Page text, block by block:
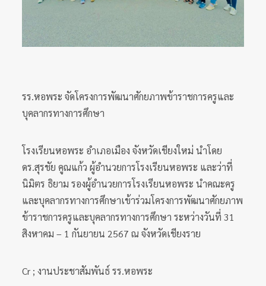
รร.หอพระ จัดโครงการพัฒนาศักยภาพข้าราชการครูและ
บุคลากรทางการศึกษา
โรงเรียนหอพระ อำเภอเมือง จังหวัดเชียงใหม่ นำโดย
ดร.สุรชัย คูณแก้ว ผู้อำนวยการโรงเรียนหอพระ และว่าที่
นิมิตร ธิยาม รองผู้อำนวยการโรงเรียนหอพระ นำคณะครู
และบุคลากรทางการศึกษาเข้าร่วมโครงการพัฒนาศักยภาพ
ข้าราชการครูและบุคลากรทางการศึกษา ระหว่างวันที่ 31
สิงหาคม – 1 กันยายน 2567 ณ จังหวัดเชียงราย
Cr ; งานประชาสัมพันธ์ รร.หอพระ